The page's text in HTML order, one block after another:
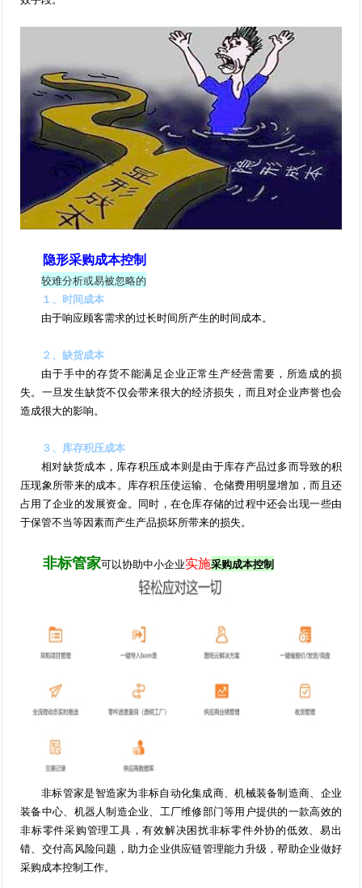
隐形采购成本控制
较难分析或易被忽略的
１、时间成本
由于响应顾客需求的过长时间所产生的时间成本。
２、缺货成本
由于手中的存货不能满足企业正常生产经营需要，所造成的损
失。一旦发生缺货不仅会带来很大的经济损失，而且对企业声誉也会
造成很大的影响。
３、库存积压成本
相对缺货成本，库存积压成本则是由于库存产品过多而导致的积
压现象所带来的成本。库存积压使运输、仓储费用明显增加，而且还
占用了企业的发展资金。同时，在仓库存储的过程中还会出现一些由
于保管不当等因素而产生产品损坏所带来的损失。
非标管家可以协助中小企业实施采购成本控制
非标管家是智造家为非标自动化集成商、机械装备制造商、企业
装备中心、机器人制造企业、工厂维修部门等用户提供的一款高效的
非标零件采购管理工具，有效解决困扰非标零件外协的低效、易出
错、交付高风险问题，助力企业供应链管理能力升级，帮助企业做好
采购成本控制工作。